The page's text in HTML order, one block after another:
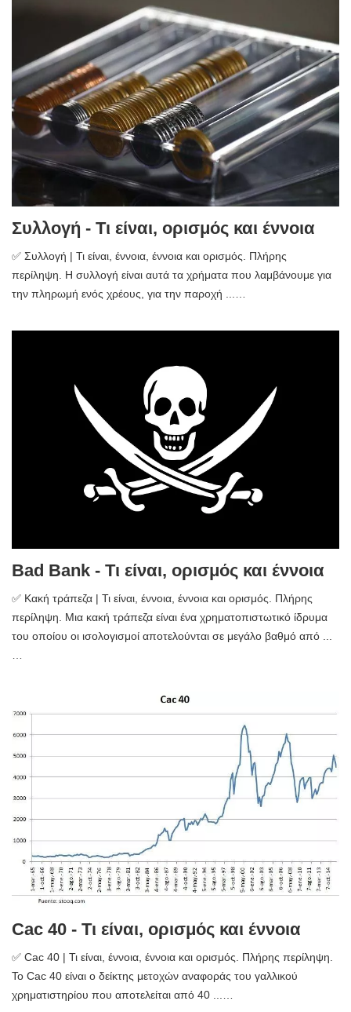
Συλλογή - Τι είναι, ορισμός και έννοια
✅ Συλλογή | Τι είναι, έννοια, έννοια και ορισμός. Πλήρης
περίληψη. Η συλλογή είναι αυτά τα χρήματα που λαμβάνουμε για
την πληρωμή ενός χρέους, για την παροχή ...…
Bad Bank - Τι είναι, ορισμός και έννοια
✅ Κακή τράπεζα | Τι είναι, έννοια, έννοια και ορισμός. Πλήρης
περίληψη. Μια κακή τράπεζα είναι ένα χρηματοπιστωτικό ίδρυμα
του οποίου οι ισολογισμοί αποτελούνται σε μεγάλο βαθμό από ...
Cac 40 - Τι είναι, ορισμός και έννοια
✅ Cac 40 | Τι είναι, έννοια, έννοια και ορισμός. Πλήρης περίληψη.
Το Cac 40 είναι ο δείκτης μετοχών αναφοράς του γαλλικού
χρηματιστηρίου που αποτελείται από 40 ...…